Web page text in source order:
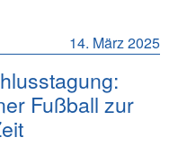
14. März 2025
Fußball zur